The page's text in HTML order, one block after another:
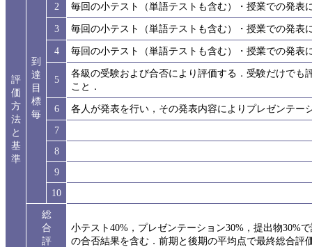
評
価
方
法
と
基
準
到
達
目
標
毎
2
毎回の小テスト（単語テストも含む）・授業での発表
3
毎回の小テスト（単語テストも含む）・授業での発表
4
毎回の小テスト（単語テストも含む）・授業での発表
5
各級の受験および合否により評価する．受験だけで
こと．
6
各人が発表を行い，その発表内容によりプレゼンテー
7
8
9
10
総
合
評
小テスト40%，プレゼンテーション30%，提出物30%
の合否結果を含む．前期と後期の平均点で最終総合評